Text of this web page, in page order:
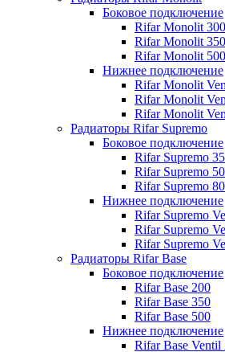
Боковое подключение
Rifar Monolit 300
Rifar Monolit 350
Rifar Monolit 500
Нижнее подключение
Rifar Monolit
Rifar Monolit
Rifar Monolit
Радиаторы Rifar Supremo
Боковое подключение
Rifar Supremo
Rifar Supremo
Rifar Supremo
Нижнее подключение
Rifar Supremo
Rifar Supremo
Rifar Supremo
Радиаторы Rifar Base
Боковое подключение
Rifar Base 200
Rifar Base 350
Rifar Base 500
Нижнее подключение
Rifar Base Ventil